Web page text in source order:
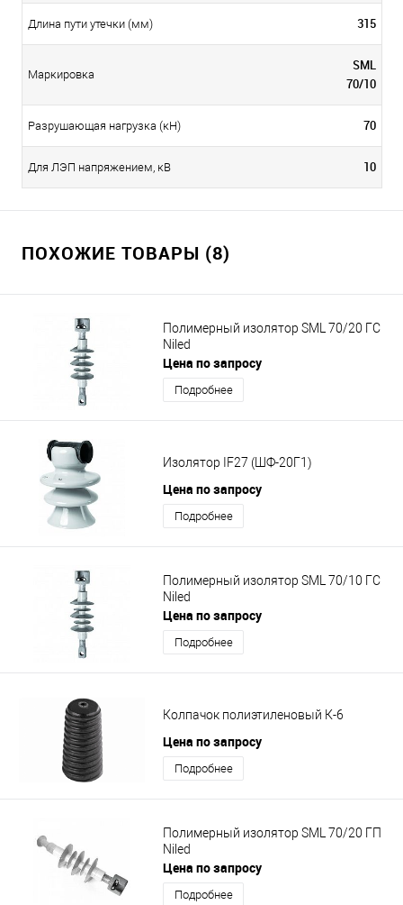
Длина пути утечки (мм) 315
Маркировка
SML
70/10
Разрушающая нагрузка (кН) 70
Для ЛЭП напряжением, кВ 10
ПОХОЖИЕ ТОВАРЫ (8)
Полимерный изолятор SML 70/20 ГС
Niled
Цена по запросу
Подробнее
Изолятор IF27 (ШФ-20Г1)
Цена по запросу
Подробнее
Полимерный изолятор SML 70/10 ГС
Niled
Цена по запросу
Подробнее
Колпачок полиэтиленовый К-6
Цена по запросу
Подробнее
Полимерный изолятор SML 70/20 ГП
Niled
Цена по запросу
Подробнее